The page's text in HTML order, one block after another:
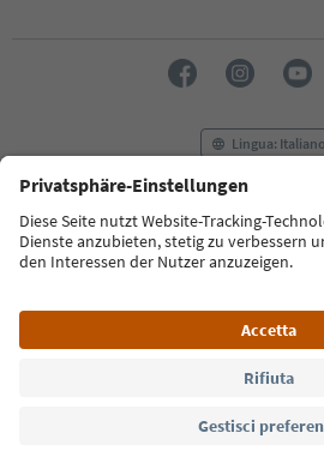
Lingua: Italiano
FAQ Contatti Press
Termini e condizioni
Alto Adige B2B